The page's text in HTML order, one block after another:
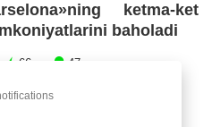
ketma-ket
baholadi
66 47